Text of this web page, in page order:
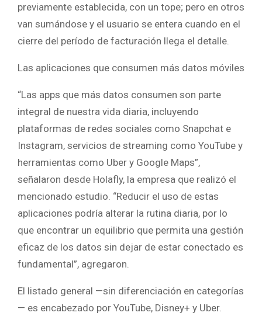
previamente establecida, con un tope; pero en otros
van sumándose y el usuario se entera cuando en el
cierre del período de facturación llega el detalle.
Las aplicaciones que consumen más datos móviles
“Las apps que más datos consumen son parte
integral de nuestra vida diaria, incluyendo
plataformas de redes sociales como Snapchat e
Instagram, servicios de streaming como YouTube y
herramientas como Uber y Google Maps”,
señalaron desde Holafly, la empresa que realizó el
mencionado estudio. “Reducir el uso de estas
aplicaciones podría alterar la rutina diaria, por lo
que encontrar un equilibrio que permita una gestión
eficaz de los datos sin dejar de estar conectado es
fundamental”, agregaron.
El listado general —sin diferenciación en categorías
— es encabezado por YouTube, Disney+ y Uber.